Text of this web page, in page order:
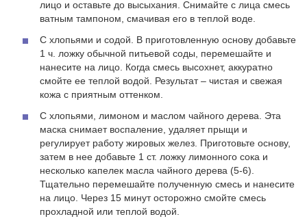
прохладной или теплой водой.
С витаминами и аспирином. Ингредиенты для этой
маски можно приобрести в аптеке – жидкие витамины А
и С продаются в концентрированном виде либо в
ампулах, там же продается аспирин в таблетках.
Приготовьте из хлопьев основу, затем измельчите 4 или
5 таблеток аспирина и добавьте полученный порошок в
витаминов – по 1-2 капли концентрированных или по 10
капель из ампул. Готовую смесь нанесите на кожу лица
и оставьте на 15 минут. Для того чтобы смыть смесь с
лица, используйте большое количество теплой воды.